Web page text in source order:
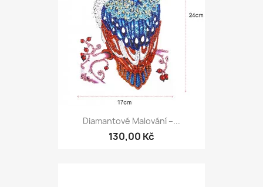
Diamantové Malování –...
130,00 Kč